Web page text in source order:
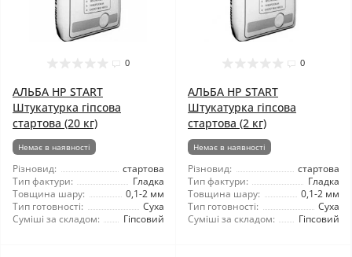
0
АЛЬБА HP START
Штукатурка гіпсова
стартова (20 кг)
Немає в наявності
Різновид:
стартова
Тип фактури:
Гладка
Товщина шару:
0,1-2 мм
Тип готовності:
Суха
Суміші за складом:
Гіпсовий
0
АЛЬБА HP START
Штукатурка гіпсова
стартова (2 кг)
Немає в наявності
Різновид:
стартова
Тип фактури:
Гладка
Товщина шару:
0,1-2 мм
Тип готовності:
Суха
Суміші за складом:
Гіпсовий